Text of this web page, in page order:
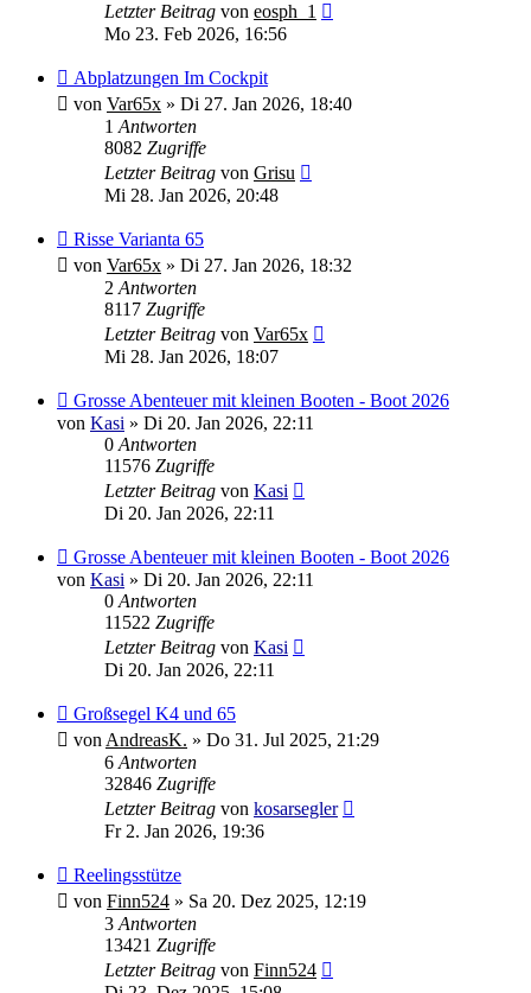
Letzter Beitrag von eosph_1
Mo 23. Feb 2026, 16:56
Abplatzungen Im Cockpit
von Var65x » Di 27. Jan 2026, 18:40
1 Antworten
8082 Zugriffe
Letzter Beitrag von Grisu
Mi 28. Jan 2026, 20:48
Risse Varianta 65
von Var65x » Di 27. Jan 2026, 18:32
2 Antworten
8117 Zugriffe
Letzter Beitrag von Var65x
Mi 28. Jan 2026, 18:07
Grosse Abenteuer mit kleinen Booten - Boot 2026
von Kasi » Di 20. Jan 2026, 22:11
0 Antworten
11576 Zugriffe
Letzter Beitrag von Kasi
Di 20. Jan 2026, 22:11
Grosse Abenteuer mit kleinen Booten - Boot 2026
von Kasi » Di 20. Jan 2026, 22:11
0 Antworten
11522 Zugriffe
Letzter Beitrag von Kasi
Di 20. Jan 2026, 22:11
Großsegel K4 und 65
von AndreasK. » Do 31. Jul 2025, 21:29
6 Antworten
32846 Zugriffe
Letzter Beitrag von kosarsegler
Fr 2. Jan 2026, 19:36
Reelingsstütze
von Finn524 » Sa 20. Dez 2025, 12:19
3 Antworten
13421 Zugriffe
Letzter Beitrag von Finn524